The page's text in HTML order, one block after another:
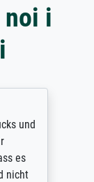
noi i
und
es
nicht